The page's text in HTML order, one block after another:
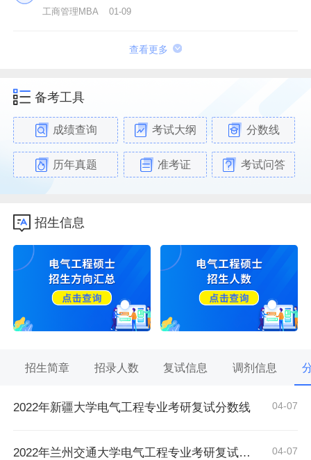
工商管理MBA 01-09
查看更多
备考工具
成绩查询 考试大纲 分数线
历年真题 准考证 考试问答
招生信息
招生简章 招录人数 复试信息 调剂信息
2022年新疆大学电气工程专业考研复试分数线 04-07
2022年兰州交通大学电气工程专业考研复试分数线 04-07